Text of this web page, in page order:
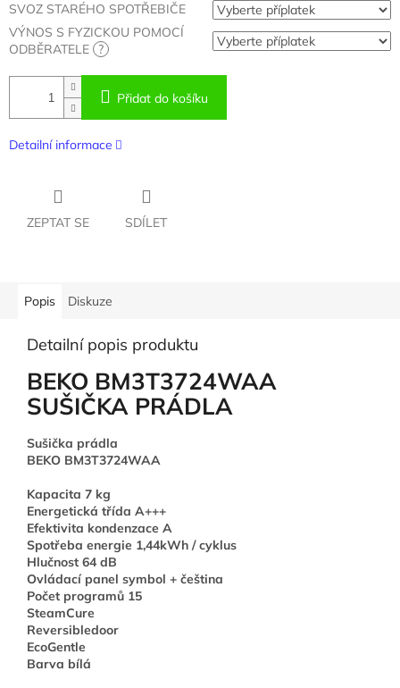
SVOZ STARÉHO SPOTŘEBIČE
VÝNOS S FYZICKOU POMOCÍ
ODBĚRATELE
?
Přidat do košíku
Detailní informace
ZEPTAT SE SDÍLET
Popis Diskuze
Detailní popis produktu
BEKO BM3T3724WAA
SUŠIČKA PRÁDLA
Sušička prádla
BEKO BM3T3724WAA
Kapacita 7 kg
Energetická třída A+++
Efektivita kondenzace A
Spotřeba energie 1,44kWh / cyklus
Hlučnost 64 dB
Ovládací panel symbol + čeština
Počet programů 15
SteamCure
Reversibledoor
EcoGentle
Barva bílá